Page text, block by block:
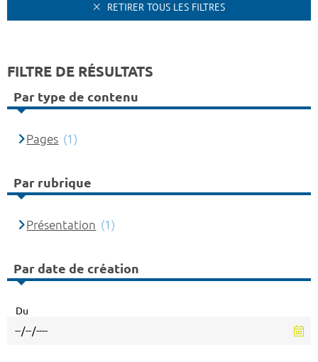
RETIRER TOUS LES FILTRES
FILTRE DE RÉSULTATS
Par type de contenu
Pages (1)
Par rubrique
Présentation (1)
Par date de création
Du